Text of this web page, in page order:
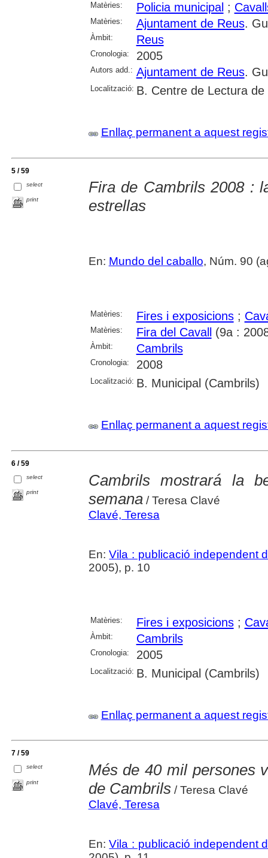
Matèries: Policia municipal ;
Matèries: Ajuntament de Reus.
Àmbit: Reus
Cronologia: 2005
Autors add.: Ajuntament de Reus.
Localització: B. Centre de Lectura de
Enllaç permanent a aquest
5 / 59
select
print
Fira de Cambrils 2008 :
estrellas
En: Mundo del caballo, Núm. 90
Matèries: Fires i exposicions;
Matèries: Fira del Cavall (9a :
Àmbit: Cambrils
Cronologia: 2008
Localització: B. Municipal (Cambrils)
Enllaç permanent a aquest
6 / 59
select
print
Cambrils mostrará la
semana/ Teresa Clavé
Clavé, Teresa
En:Vila : publicació independent
2005), p. 10
Matèries: Fires i exposicions;
Àmbit: Cambrils
Cronologia: 2005
Localització: B. Municipal (Cambrils)
Enllaç permanent a aquest
7 / 59
select
print
Més de 40 mil persones
de Cambrils/ Teresa Clavé
Clavé, Teresa
En:Vila : publicació independent